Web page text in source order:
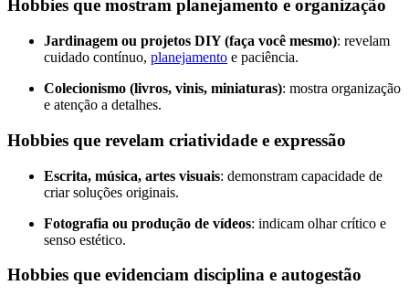
Hobbies que mostram planejamento e organização
Jardinagem ou projetos DIY (faça você mesmo): revelam
cuidado contínuo, planejamento e paciência.
Colecionismo (livros, vinis, miniaturas): mostra organização
e atenção a detalhes.
Hobbies que revelam criatividade e expressão
Escrita, música, artes visuais: demonstram capacidade de
criar soluções originais.
Fotografia ou produção de vídeos: indicam olhar crítico e
senso estético.
Hobbies que evidenciam disciplina e autogestão